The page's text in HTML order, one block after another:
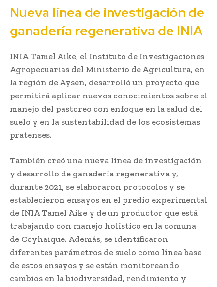
Nueva línea de investigación de
ganadería regenerativa de INIA
INIA Tamel Aike, el Instituto de Investigaciones
Agropecuarias del Ministerio de Agricultura, en
la región de Aysén, desarrolló un proyecto que
permitirá aplicar nuevos conocimientos sobre el
manejo del pastoreo con enfoque en la salud del
suelo y en la sustentabilidad de los ecosistemas
pratenses.
También creó una nueva línea de investigación
y desarrollo de ganadería regenerativa y,
durante 2021, se elaboraron protocolos y se
establecieron ensayos en el predio experimental
de INIA Tamel Aike y de un productor que está
trabajando con manejo holístico en la comuna
de Coyhaique. Además, se identificaron
diferentes parámetros de suelo como línea base
de estos ensayos y se están monitoreando
cambios en la biodiversidad, rendimiento y